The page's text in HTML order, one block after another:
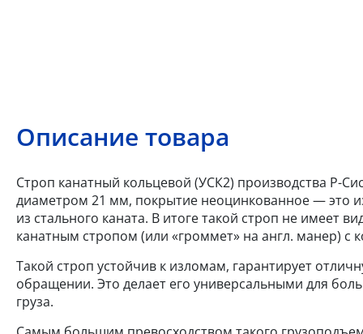
Описание товара
Строп канатный кольцевой (УСК2) производства Р-
диаметром 21 мм, покрытие неоцинкованное — это
из стального каната. В итоге такой строп не имеет
канатным стропом (или «громмет» на англ. манер) с
Такой строп устойчив к изломам, гарантирует
обращении. Это делает его универсальными для
груза.